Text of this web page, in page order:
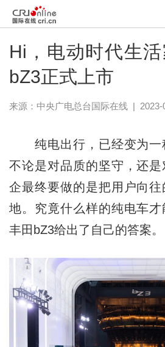
Hi，电动时代生
bZ3正式上市
来源： 中央广电总台国际在线| 2023-
纯电出行，已经变为一
不论是对品质的坚守，还
企最终要做的是把用户向
地。究竟什么样的纯电车
丰田bZ3给出了自己的答案。